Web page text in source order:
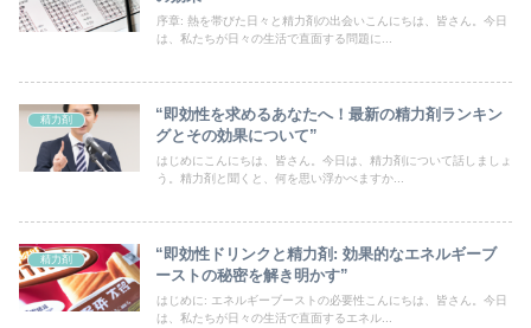
序章: 熱を帯びた日々と精力剤の出会いこんにちは、皆さん。今日
は、私たちが日々の生活で直面する問題に...
精力剤
“即効性を求めるあなたへ！最新の精力剤ランキン
グとその効果について”
はじめにこんにちは、皆さん。今日は、精力剤について話しましょ
う。精力剤と聞くと、何を思い浮かべますか...
精力剤
“即効性ドリンクと精力剤: 効果的なエネルギーブ
ーストの秘密を解き明かす”
はじめに: エネルギーブーストの必要性こんにちは、皆さん。今日
は、私たちが日々の生活で直面するエネル...